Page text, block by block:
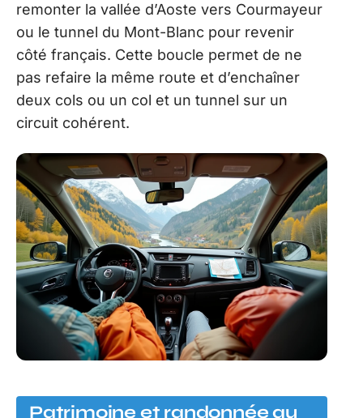
remonter la vallée d’Aoste vers Courmayeur
ou le tunnel du Mont-Blanc pour revenir
côté français. Cette boucle permet de ne
pas refaire la même route et d’enchaîner
deux cols ou un col et un tunnel sur un
circuit cohérent.
Patrimoine et randonnée au